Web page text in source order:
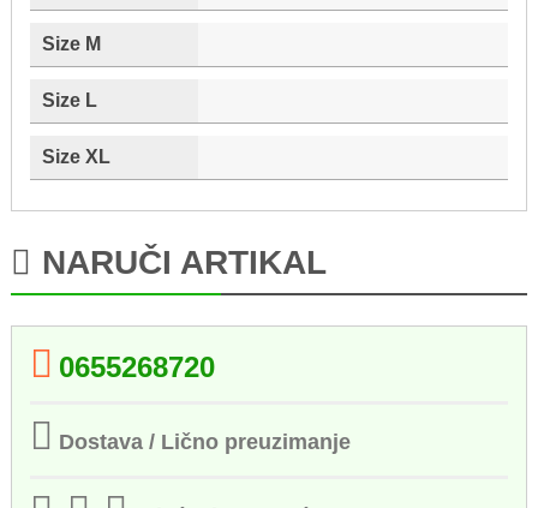
Size M
Size L
Size XL
NARUČI ARTIKAL
0655268720
Dostava / Lično preuzimanje